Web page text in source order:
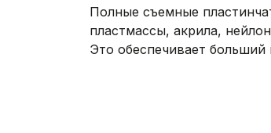
Полные съемные
пластмассы, акрила,
Это обеспечивает